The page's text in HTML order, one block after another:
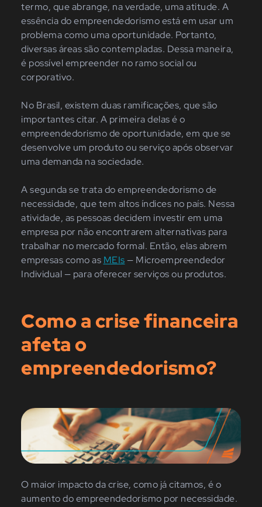
termo, que abrange, na verdade, uma atitude. A
essência do empreendedorismo está em usar um
problema como uma oportunidade. Portanto,
diversas áreas são contempladas. Dessa maneira,
é possível empreender no ramo social ou
corporativo.
No Brasil, existem duas ramificações, que são
importantes citar. A primeira delas é o
empreendedorismo de oportunidade, em que se
desenvolve um produto ou serviço após observar
uma demanda na sociedade.
A segunda se trata do empreendedorismo de
necessidade, que tem altos índices no país. Nessa
atividade, as pessoas decidem investir em uma
empresa por não encontrarem alternativas para
trabalhar no mercado formal. Então, elas abrem
empresas como as MEIs— Microempreendedor
Individual — para oferecer serviços ou produtos.
Como a crise financeira
afeta o
empreendedorismo?
O maior impacto da crise, como já citamos, é o
aumento do empreendedorismo por necessidade.